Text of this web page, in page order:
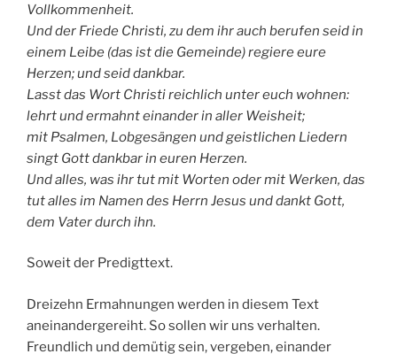
Vollkommenheit.
Und der Friede Christi, zu dem ihr auch berufen seid in
einem Leibe (das ist die Gemeinde) regiere eure
Herzen; und seid dankbar.
Lasst das Wort Christi reichlich unter euch wohnen:
lehrt und ermahnt einander in aller Weisheit;
mit Psalmen, Lobgesängen und geistlichen Liedern
singt Gott dankbar in euren Herzen.
Und alles, was ihr tut mit Worten oder mit Werken, das
tut alles im Namen des Herrn Jesus und dankt Gott,
dem Vater durch ihn.
Soweit der Predigttext.
Dreizehn Ermahnungen werden in diesem Text
aneinandergereiht. So sollen wir uns verhalten.
Freundlich und demütig sein, vergeben, einander